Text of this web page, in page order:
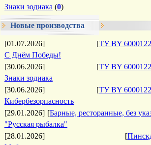
Знаки зодиака (0)
Новые производства
[01.07.2026] [ТУ BY
С Днём Победы!
[30.06.2026]
[ТУ BY
Знаки зодиака
[30.06.2026]
[ТУ BY
Кибербезорпасность
[29.01.2026] [Барные, ресторанные, без
"Русская рыбалка"
[28.01.2026]
[